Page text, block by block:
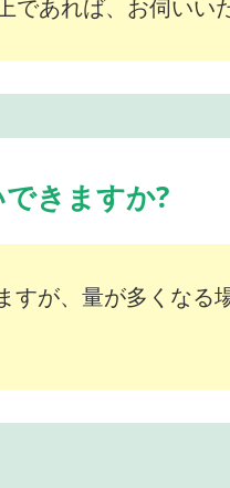
あれば、お伺いい
きますか?
すが、量が多くな